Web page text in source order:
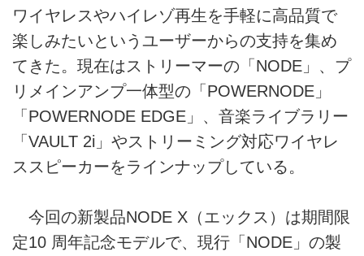
ワイヤレスやハイレゾ再生を手軽に高品質で
楽しみたいというユーザーからの支持を集め
てきた。現在はストリーマーの「NODE」、プ
リメインアンプ一体型の「POWERNODE」
「POWERNODE EDGE」、音楽ライブラリー
「VAULT 2i」やストリーミング対応ワイヤレ
ススピーカーをラインナップしている。
今回の新製品NODE X（エックス）は期間限
定10 周年記念モデルで、現行「NODE」の製